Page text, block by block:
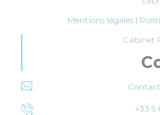
Mentions légales|
Cabinet
+33 9